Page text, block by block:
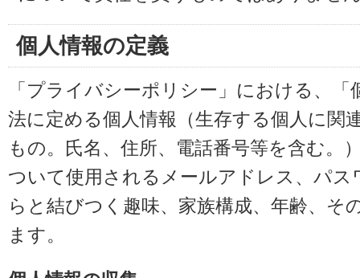
個人情報の定義
「プライバシーポリシー」における、
法に定める個人情報（生存する個人に関
もの。氏名、住所、電話番号等を含む。
ついて使用されるメールアドレス、パ
らと結びつく趣味、家族構成、年齢、そ
ます。